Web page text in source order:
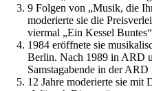
9 Folgen von „Musik, die
moderierte sie die
viermal „Ein Kessel
1984 eröffnete sie
Berlin. Nach 1989 in ARD
Samstagabende in der ARD
12 Jahre moderierte sie mit